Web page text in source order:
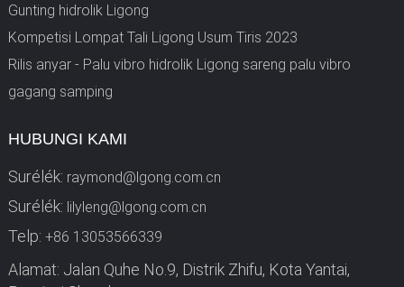
Gunting hidrolik Ligong
Kompetisi Lompat Tali Ligong Usum Tiris 2023
Rilis anyar - Palu vibro hidrolik Ligong sareng palu vibro
gagang samping
HUBUNGI KAMI
Surélék: raymond@lgong.com.cn
Surélék: lilyleng@lgong.com.cn
Telp: +86 13053566339
Alamat: Jalan Quhe No.9, Distrik Zhifu, Kota Yantai,